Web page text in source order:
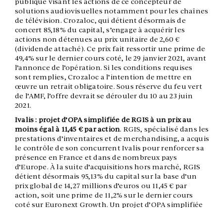
solutions audiovisuelles notamment pour les chaînes
de télévision. Crozaloc, qui détient désormais de
concert 85,18% du capital, s’engage à acquérir les
actions non détenues au prix unitaire de 2,60 €
(dividende attaché). Ce prix fait ressortir une prime de
49,4% sur le dernier cours coté, le 29 janvier 2021, avant
l’annonce de l’opération. Si les conditions requises
sont remplies, Crozaloc a l’intention de mettre en
œuvre un retrait obligatoire. Sous réserve du feu vert
de l’AMF, l’offre devrait se dérouler du 10 au 23 juin
2021.
Ivalis : projet d’OPA simplifiée de RGIS à un prix au
moins égal à 11,45 € par action. RGIS, spécialisé dans les
prestations d’inventaires et de merchandising, a acquis
le contrôle de son concurrent Ivalis pour renforcer sa
présence en France et dans de nombreux pays
d’Europe. À la suite d’acquisitions hors marché, RGIS
détient désormais 95,13% du capital sur la base d’un
prix global de 14,27 millions d’euros ou 11,45 € par
action, soit une prime de 11,2% sur le dernier cours
coté sur Euronext Growth. Un projet d’OPA simplifiée